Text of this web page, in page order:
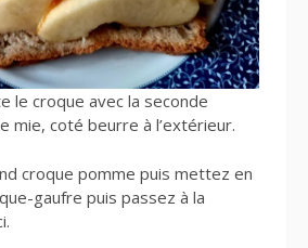
le croque avec la seconde
mie, coté beurre à l’extérieur.
croque pomme puis mettez en
gaufre puis passez à la